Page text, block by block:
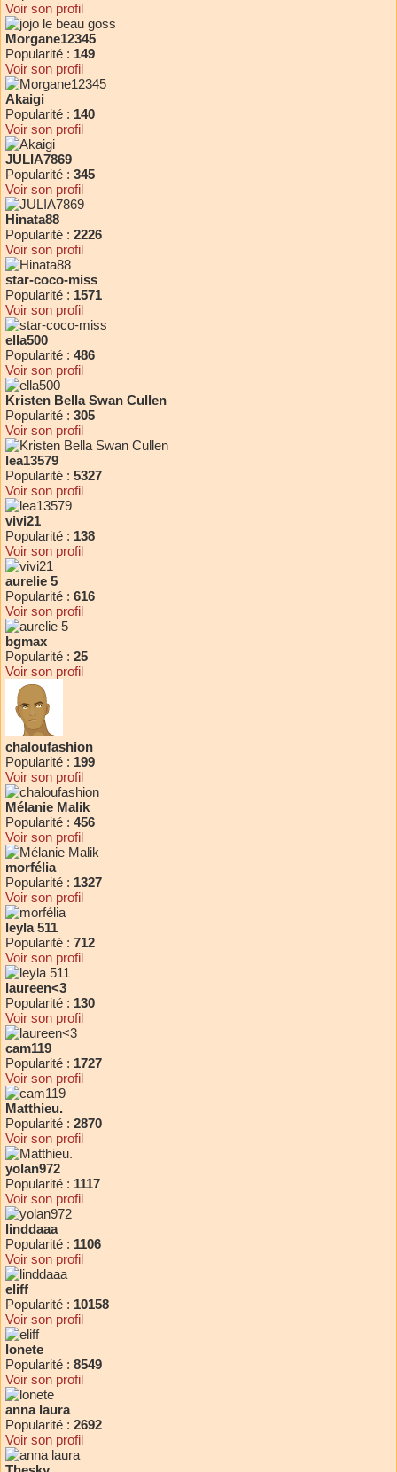
Voir son profil
Morgane12345
Popularité : 149
Voir son profil
Akaigi
Popularité : 140
Voir son profil
JULIA7869
Popularité : 345
Voir son profil
Hinata88
Popularité : 2226
Voir son profil
star-coco-miss
Popularité : 1571
Voir son profil
ella500
Popularité : 486
Voir son profil
Kristen Bella Swan Cullen
Popularité : 305
Voir son profil
lea13579
Popularité : 5327
Voir son profil
vivi21
Popularité : 138
Voir son profil
aurelie 5
Popularité : 616
Voir son profil
bgmax
Popularité : 25
Voir son profil
chaloufashion
Popularité : 199
Voir son profil
Mélanie Malik
Popularité : 456
Voir son profil
morfélia
Popularité : 1327
Voir son profil
leyla 511
Popularité : 712
Voir son profil
laureen<3
Popularité : 130
Voir son profil
cam119
Popularité : 1727
Voir son profil
Matthieu.
Popularité : 2870
Voir son profil
yolan972
Popularité : 1117
Voir son profil
linddaaa
Popularité : 1106
Voir son profil
eliff
Popularité : 10158
Voir son profil
lonete
Popularité : 8549
Voir son profil
anna laura
Popularité : 2692
Voir son profil